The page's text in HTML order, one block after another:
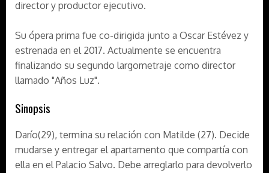
director y productor ejecutivo.
Su ópera prima fue co-dirigida junto a Oscar Estévez y
estrenada en el 2017. Actualmente se encuentra
finalizando su segundo largometraje como director
llamado "Años Luz".
Sinopsis
Darío(29), termina su relación con Matilde (27). Decide
mudarse y entregar el apartamento que compartía con
ella en el Palacio Salvo. Debe arreglarlo para devolverlo